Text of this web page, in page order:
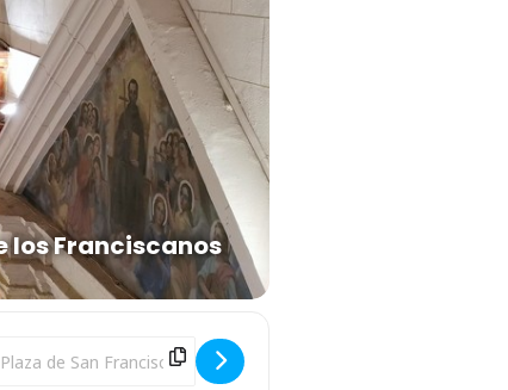
los Franciscanos
Address - El día que se me apareció Rocío Jurado